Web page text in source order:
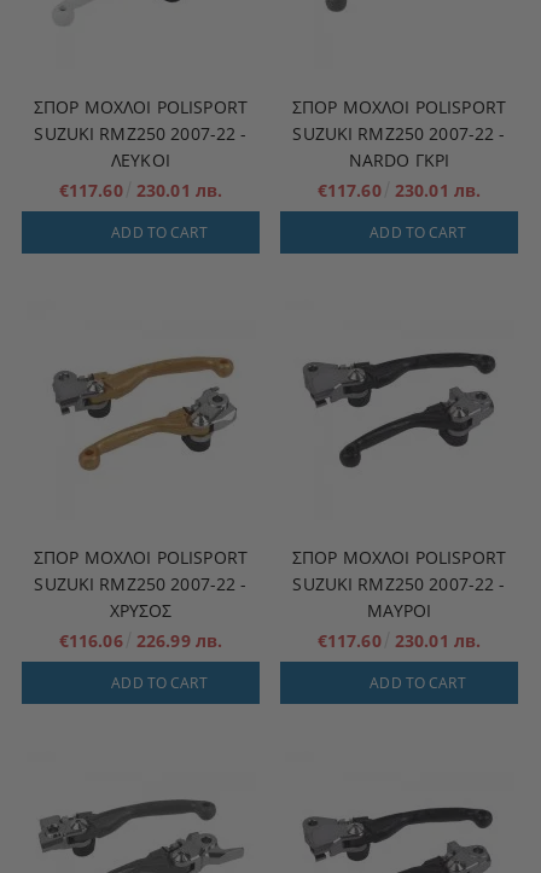
ΣΠΟΡ ΜΟΧΛΟΊ POLISPORT
SUZUKI RMZ250 2007-22 -
ΛΕΥΚΟΙ
€117.60
230.01 лв.
ADD TO CART
ΣΠΟΡ ΜΟΧΛΟΊ POLISPORT
SUZUKI RMZ250 2007-22 -
NARDO ΓΚΡΙ
€117.60
230.01 лв.
ADD TO CART
ΣΠΟΡ ΜΟΧΛΟΊ POLISPORT
SUZUKI RMZ250 2007-22 -
ΧΡΥΣΟΣ
€116.06 226.99 лв.
ADD TO CART
ΣΠΟΡ ΜΟΧΛΟΊ POLISPORT
SUZUKI RMZ250 2007-22 -
ΜΑΥΡΟΙ
€117.60 230.01 лв.
ADD TO CART